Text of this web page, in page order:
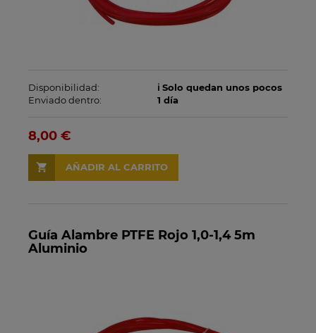
Disponibilidad:
ℹ️ Solo quedan unos pocos
Enviado dentro:
1 día
8,00 €
AÑADIR AL CARRITO
Guía Alambre PTFE Rojo 1,0-1,4 5m
Aluminio